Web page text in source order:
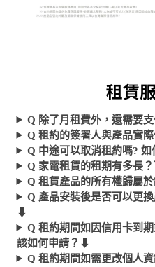
Q 除了月租費外，還需要
Q 租約的簽署人與產品實
Q 中途可以取消租約嗎? 如
Q 家電租賃的租期有多長
Q 租賃產品的所有權歸屬於
Q 產品安裝後是否可以更
⬇︎
Q 租約期間如因信用卡到
該如何申請？ ⬇︎
Q 租約期間如需更改個人